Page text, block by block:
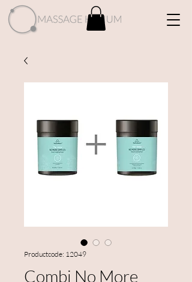
Productcode: 12049
Combi No More